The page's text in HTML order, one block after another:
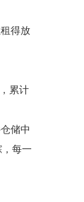
得放
累计
储中
每一